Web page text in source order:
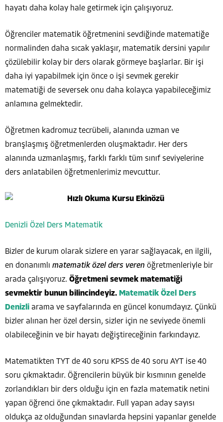
hayatı daha kolay hale getirmek için çalışıyoruz.
Öğrenciler matematik öğretmenini sevdiğinde matematiğe
normalinden daha sıcak yaklaşır, matematik dersini yapılır
çözülebilir kolay bir ders olarak görmeye başlarlar. Bir işi
daha iyi yapabilmek için önce o işi sevmek gerekir
matematiği de seversek onu daha kolayca yapabileceğimiz
anlamına gelmektedir.
Öğretmen kadromuz tecrübeli, alanında uzman ve
branşlaşmış öğretmenlerden oluşmaktadır. Her ders
alanında uzmanlaşmış, farklı farklı tüm sınıf seviyelerine
ders anlatabilen öğretmenlerimiz mevcuttur.
Denizli Özel Ders Matematik
Bizler de kurum olarak sizlere en yarar sağlayacak, en ilgili,
en donanımlı matematik özel ders veren öğretmenleriyle bir
arada çalışıyoruz. Öğretmeni sevmek matematiği
sevmektir bunun bilincindeyiz. Matematik Özel Ders
Denizli arama ve sayfalarında en güncel konumdayız. Çünkü
bizler alınan her özel dersin, sizler için ne seviyede önemli
olabileceğinin ve bir hayatı değiştireceğinin farkındayız.
Matematikten TYT de 40 soru KPSS de 40 soru AYT ise 40
soru çıkmaktadır. Öğrencilerin büyük bir kısmının genelde
zorlandıkları bir ders olduğu için en fazla matematik netini
yapan öğrenci öne çıkmaktadır. Full yapan aday sayısı
oldukça az olduğundan sınavlarda hepsini yapanlar genelde